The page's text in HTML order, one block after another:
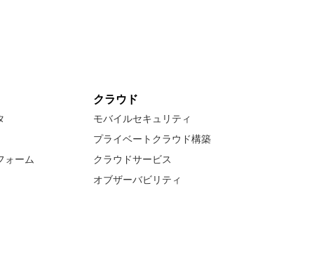
ォーム
クラウド
モバイルセキュリティ
プライベートクラウド構築
クラウドサービス
オブザーバビリティ